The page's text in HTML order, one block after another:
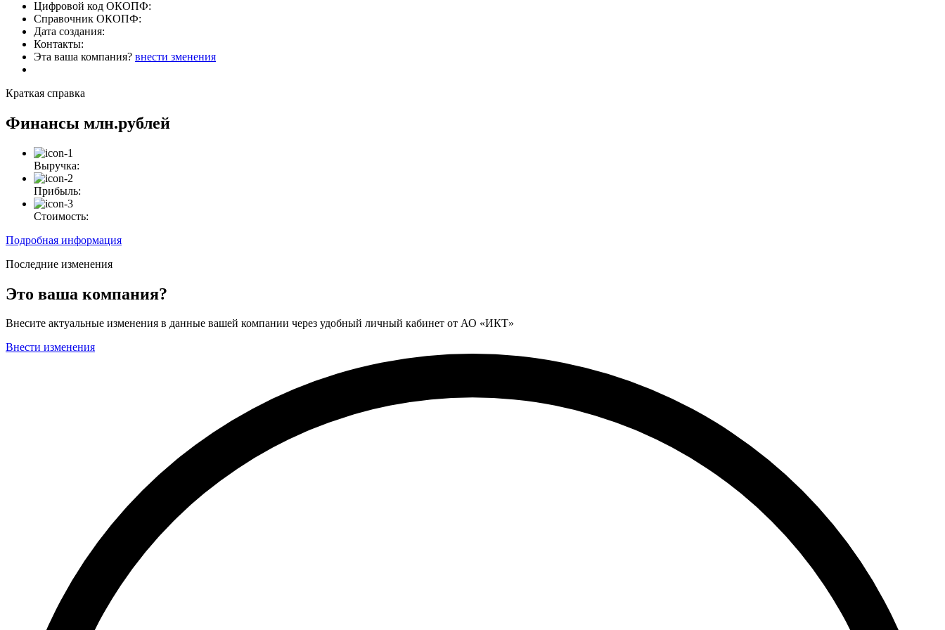
Цифровой код ОКОПФ:
Справочник ОКОПФ:
Дата создания:
Контакты:
Эта ваша компания? внести зменения
Краткая справка
Финансы млн.рублей
Выручка:
Прибыль:
Стоимость:
Подробная информация
Последние изменения
Это ваша компания?
Внесите актуальные изменения в данные вашей компании через удобный личный кабинет от АО «ИКТ»
Внести изменения